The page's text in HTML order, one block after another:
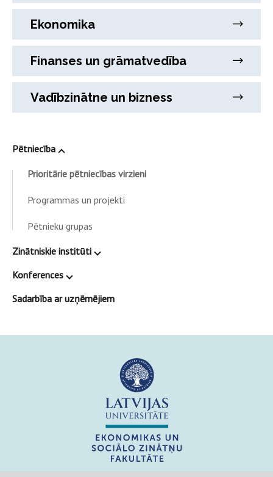
Ekonomika
Finanses un grāmatvedība
Vadībzinātne un bizness
Pētniecība
Prioritārie pētniecības virzieni
Programmas un projekti
Pētnieku grupas
Zinātniskie institūti
Konferences
Sadarbība ar uzņēmējiem